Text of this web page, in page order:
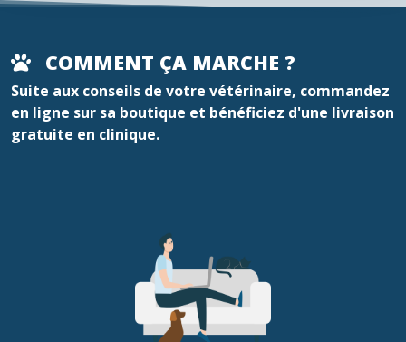
COMMENT ÇA MARCHE ?
Suite aux conseils de votre vétérinaire, commandez
en ligne sur sa boutique et bénéficiez d'une livraison
gratuite en clinique.